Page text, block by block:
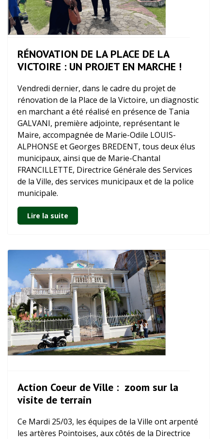
RÉNOVATION DE LA PLACE DE LA
VICTOIRE : UN PROJET EN MARCHE !
Vendredi dernier, dans le cadre du projet de
rénovation de la Place de la Victoire, un diagnostic
en marchant a été réalisé en présence de Tania
GALVANI, première adjointe, représentant le
Maire, accompagnée de Marie-Odile LOUIS-
ALPHONSE et Georges BREDENT, tous deux élus
municipaux, ainsi que de Marie-Chantal
FRANCILLETTE, Directrice Générale des Services
de la Ville, des services municipaux et de la police
municipale.
Lire la suite
Action Coeur de Ville : zoom sur la
visite de terrain
Ce Mardi 25/03, les équipes de la Ville ont arpenté
les artères Pointoises, aux côtés de la Directrice